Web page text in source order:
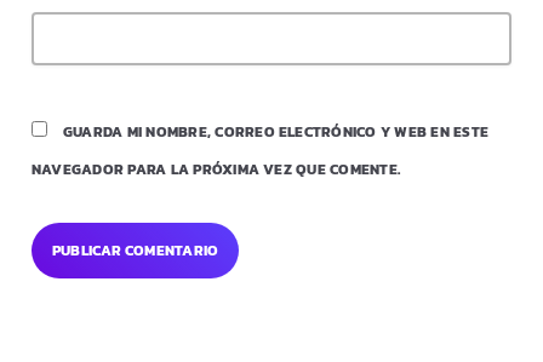
GUARDA MI NOMBRE, CORREO ELECTRÓNICO Y WEB EN ESTE
NAVEGADOR PARA LA PRÓXIMA VEZ QUE COMENTE.